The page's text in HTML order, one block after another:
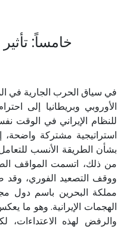
خامساً: تأثير
في سياق الحرب الجارية في
الأوروبي وبريطانيا إلى
للنظام الإيراني في الوقت
استراتيجية مشتركة واضحة،
بشأن الطريقة الأنسب
من ذلك، اتسمت المواقف
ووقف التصعيد الفوري، وقد
مملكة البحرين باسم دول
الهجمات الإيرانية. وهو ما
والرفض لهذه